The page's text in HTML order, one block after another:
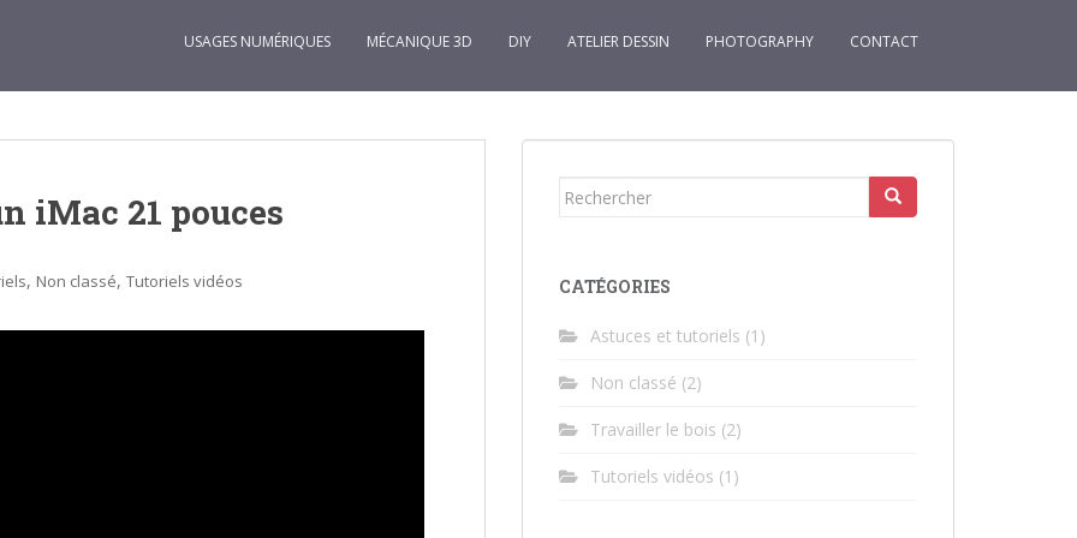
USAGES NUMÉRIQUES MÉCANIQUE 3D DIY ATELIER DESSIN PHOTOGRAPHY CONTACT
iMac 21 pouces
, Non classé, Tutoriels vidéos
Rechercher...
CATÉGORIES
Astuces et tutoriels (1)
Non classé (2)
Travailler le bois (2)
Tutoriels vidéos (1)